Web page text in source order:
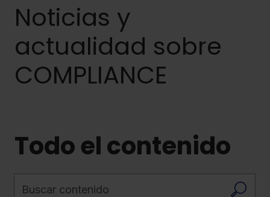
Noticias y
actualidad sobre
COMPLIANCE
Todo el contenido